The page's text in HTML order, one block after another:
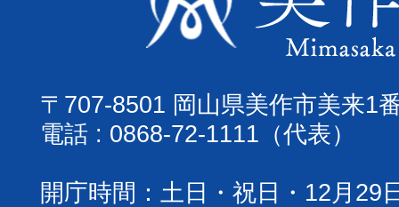
〒707-8501 岡山県美作市美来1
電話 : 0868-72-1111（代表）
開庁時間：土日・祝日・12月29